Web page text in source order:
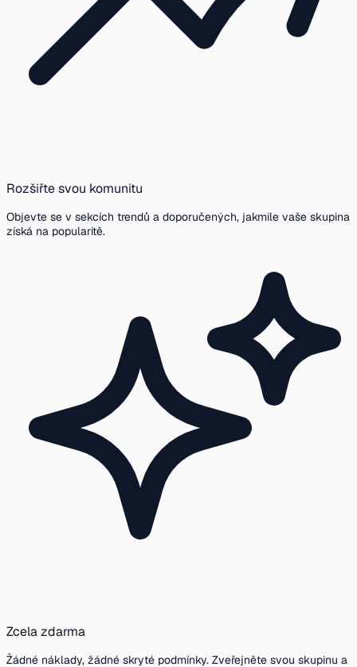
Rozšiřte svou komunitu
Objevte se v sekcích trendů a doporučených, jakmile vaše skupina
získá na popularitě.
Zcela zdarma
Žádné náklady, žádné skryté podmínky. Zveřejněte svou skupinu a